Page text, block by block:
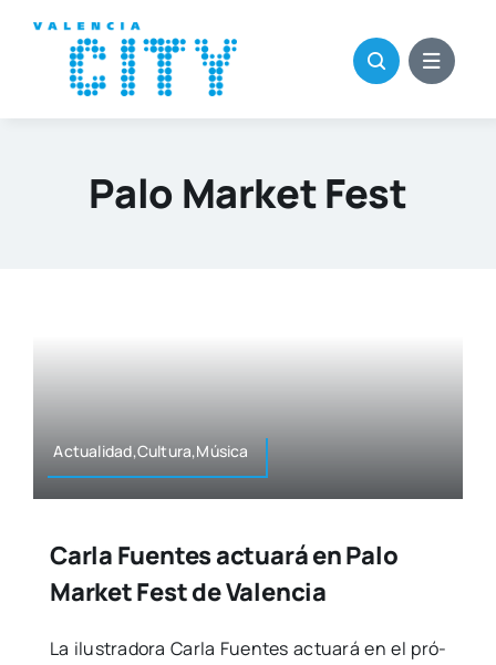
contenido
Palo Market Fest
Actualidad,Cultura,Música
Carla Fuentes actuará en Palo
Market Fest de Valencia
La ilus­tra­do­ra Car­la Fuen­tes actua­rá en el pró­